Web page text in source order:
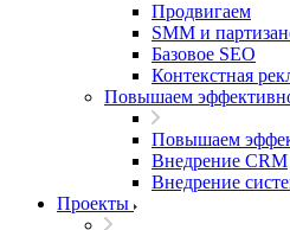
Продвигаем
SMM и
Базовое SEO
Контекстная
Повышаем
Повышаем
Внедрение CRM
Внедрение
Проекты